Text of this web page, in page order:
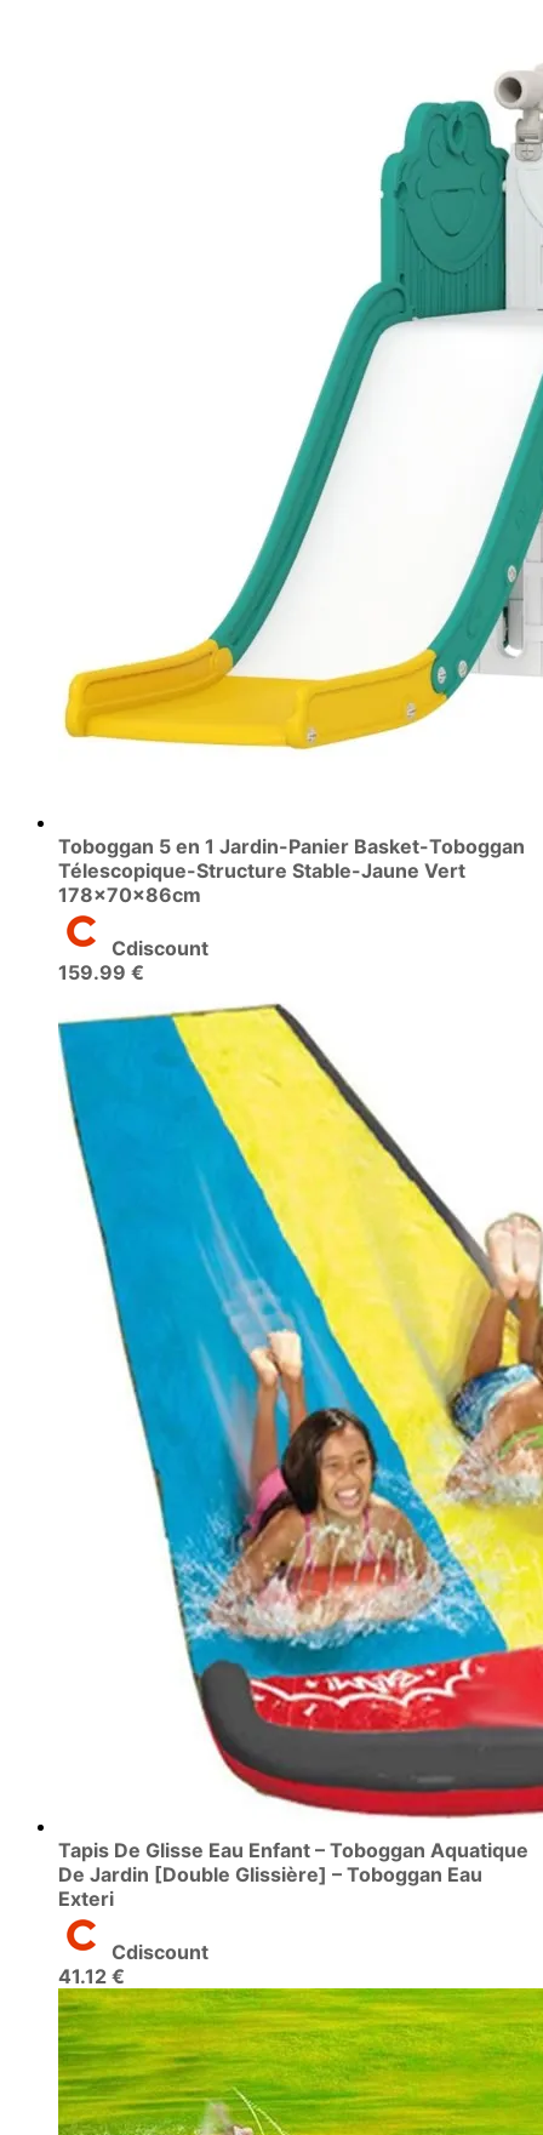
Toboggan 5 en 1 Jardin-Panier Basket-Toboggan
Télescopique-Structure Stable-Jaune Vert
178x70x86cm
Cdiscount
159.99 €
Tapis De Glisse Eau Enfant – Toboggan Aquatique
De Jardin [Double Glissière] – Toboggan Eau
Exteri
Cdiscount
41.12 €